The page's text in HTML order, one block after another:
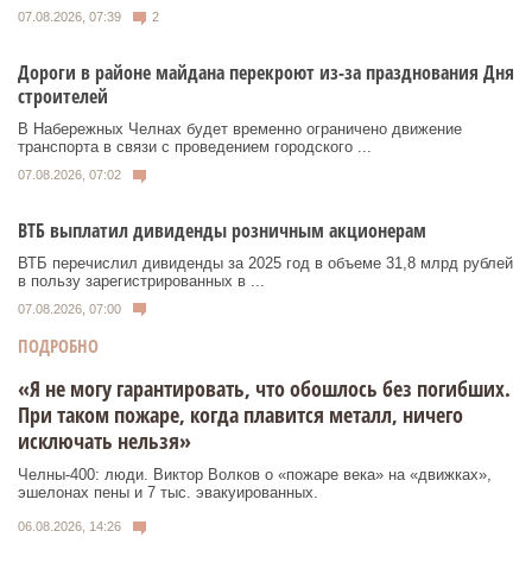
07.08.2026, 07:39 2
Дороги в районе майдана перекроют из-за празднования Дня
строителей
В Набережных Челнах будет временно ограничено движение
транспорта в связи с проведением городского ...
07.08.2026, 07:02
ВТБ выплатил дивиденды розничным акционерам
ВТБ перечислил дивиденды за 2025 год в объеме 31,8 млрд рублей
в пользу зарегистрированных в ...
07.08.2026, 07:00
ПОДРОБНО
«Я не могу гарантировать, что обошлось без погибших.
При таком пожаре, когда плавится металл, ничего
исключать нельзя»
Челны-400: люди. Виктор Волков о «пожаре века» на «движках»,
эшелонах пены и 7 тыс. эвакуированных.
06.08.2026, 14:26